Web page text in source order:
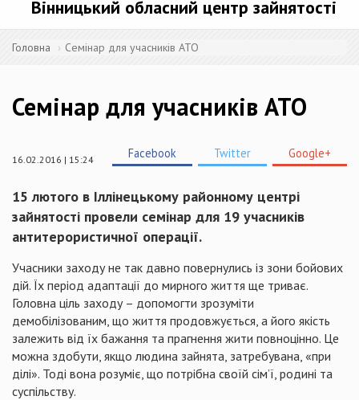
Вінницький обласний центр зайнятості
Головна Семінар для учасників АТО
Семінар для учасників АТО
16.02.2016 | 15:24 Facebook Twitter Google+
15 лютого в Іллінецькому районному центрі
зайнятості провели семінар для 19 учасників
антитерористичної операції.
Учасники заходу не так давно повернулись із зони бойових
дій. Їх період адаптації до мирного життя ще триває.
Головна ціль заходу – допомогти зрозуміти
демобілізованим, що життя продовжується, а його якість
залежить від їх бажання та прагнення жити повноцінно. Це
можна здобути, якщо людина зайнята, затребувана, «при
ділі». Тоді вона розуміє, що потрібна своїй сім’ї, родині та
суспільству.